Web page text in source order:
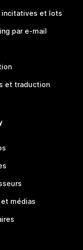
incitatives et lots
par e-mail
et traduction
médias